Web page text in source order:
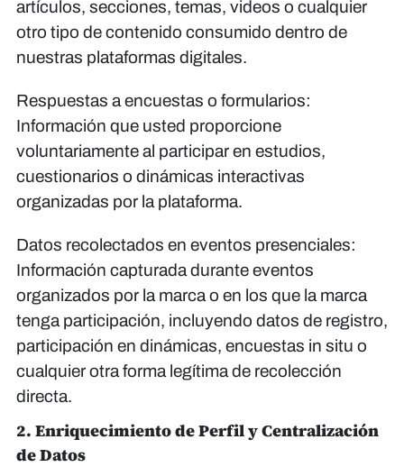
artículos, secciones, temas, videos o cualquier
otro tipo de contenido consumido dentro de
nuestras plataformas digitales.
Respuestas a encuestas o formularios:
Información que usted proporcione
voluntariamente al participar en estudios,
cuestionarios o dinámicas interactivas
organizadas por la plataforma.
Datos recolectados en eventos presenciales:
Información capturada durante eventos
organizados por la marca o en los que la marca
tenga participación, incluyendo datos de registro,
participación en dinámicas, encuestas in situ o
cualquier otra forma legítima de recolección
directa.
2. Enriquecimiento de Perfil y Centralización
de Datos